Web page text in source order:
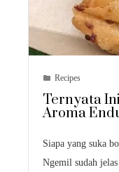
Recipes
Ternyata
Aroma
Siapa yang suka
Ngemil sudah